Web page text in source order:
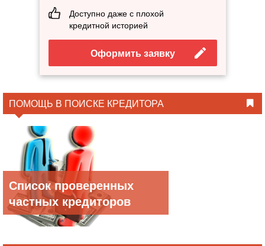
Доступно даже с плохой
кредитной историей
Оформить заявку
ПОМОЩЬ В ПОИСКЕ КРЕДИТОРА
Список проверенных
частных кредиторов